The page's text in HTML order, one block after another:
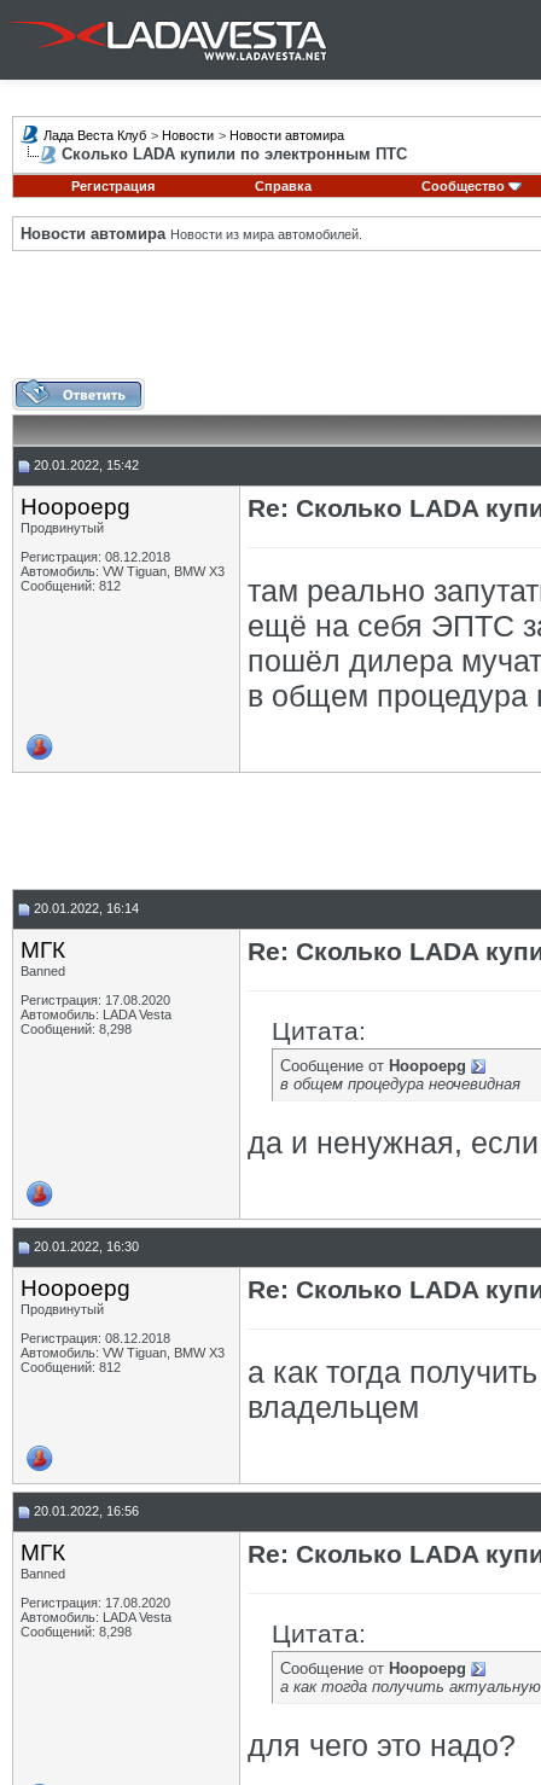
Лада Веста Клуб > Новости > Новости автомира
Сколько LADA купили по электронным ПТС
Регистрация Справка Сообщество
Новости автомира Новости из мира автомобилей.
20.01.2022, 15:42
Hoopoepg
Продвинутый
Регистрация: 08.12.2018
Автомобиль: VW Tiguan, BMW X3
Сообщений: 812
Re: Сколько LADA
там реально
ещё на себя ЭПТС
пошёл дилера
в общем процедура
20.01.2022, 16:14
МГК
Banned
Регистрация: 17.08.2020
Автомобиль: LADA Vesta
Сообщений: 8,298
Re: Сколько LADA
Цитата:
Сообщение от Hoopoepg
в общем процедура неочевидная
да и ненужная,
20.01.2022, 16:30
Hoopoepg
Продвинутый
Регистрация: 08.12.2018
Автомобиль: VW Tiguan, BMW X3
Сообщений: 812
Re: Сколько LADA
а как тогда
владельцем
20.01.2022, 16:56
МГК
Banned
Регистрация: 17.08.2020
Автомобиль: LADA Vesta
Сообщений: 8,298
Re: Сколько LADA
Цитата:
Сообщение от Hoopoepg
а как тогда получить
для чего это надо?